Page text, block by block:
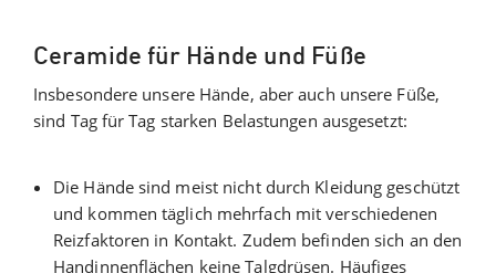
Ceramide für Hände und Füße
Insbesondere unsere Hände, aber auch unsere Füße,
sind Tag für Tag starken Belastungen ausgesetzt:
Die Hände sind meist nicht durch Kleidung geschützt
und kommen täglich mehrfach mit verschiedenen
Reizfaktoren in Kontakt. Zudem befinden sich an den
Handinnenflächen keine Talgdrüsen. Häufiges